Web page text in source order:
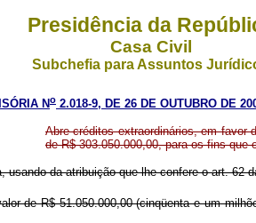
Presidência da
Casa Civil
Subchefia para Assuntos
No 2.018-9, DE 26 DE OUTUBRO DE
Abre créditos extraordinários, em favor
de R$ 303.050.000,00, para os fins que
da atribuição que lhe confere o art.
de R$ 51.050.000,00 (cinqüenta e um